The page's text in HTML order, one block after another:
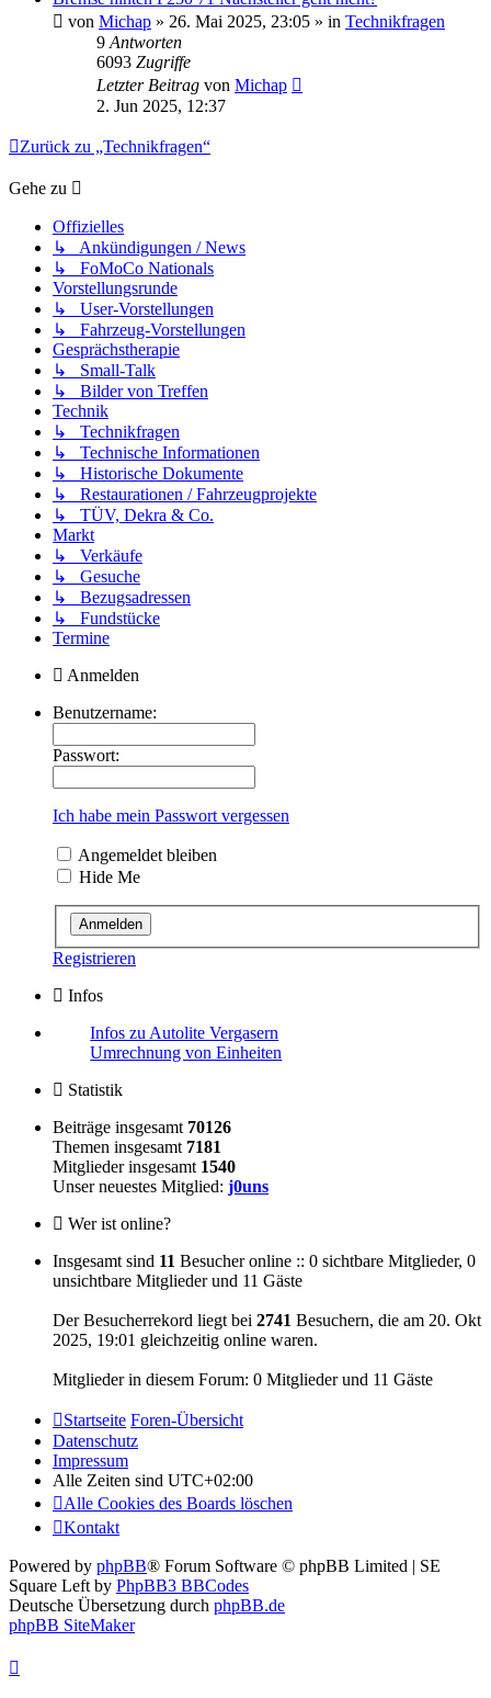
von Michap » 26. Mai 2025, 23:05 » in Technikfragen
9 Antworten
6093 Zugriffe
Letzter Beitrag von Michap
2. Jun 2025, 12:37
Zurück zu „Technikfragen“
Gehe zu
Offizielles
↳ Ankündigungen / News
↳ FoMoCo Nationals
Vorstellungsrunde
↳ User-Vorstellungen
↳ Fahrzeug-Vorstellungen
Gesprächstherapie
↳ Small-Talk
↳ Bilder von Treffen
Technik
↳ Technikfragen
↳ Technische Informationen
↳ Historische Dokumente
↳ Restaurationen / Fahrzeugprojekte
↳ TÜV, Dekra & Co.
Markt
↳ Verkäufe
↳ Gesuche
↳ Bezugsadressen
↳ Fundstücke
Termine
Anmelden
Benutzername:
Passwort:
Ich habe mein Passwort vergessen
Angemeldet bleiben
Hide Me
Registrieren
Infos
Infos zu Autolite Vergasern
Umrechnung von Einheiten
Statistik
Beiträge insgesamt 70126
Themen insgesamt 7181
Mitglieder insgesamt 1540
Unser neuestes Mitglied: j0uns
Wer ist online?
Insgesamt sind 11 Besucher online :: 0 sichtbare Mitglieder, 0
unsichtbare Mitglieder und 11 Gäste
Der Besucherrekord liegt bei 2741 Besuchern, die am 20. Okt
2025, 19:01 gleichzeitig online waren.
Mitglieder in diesem Forum: 0 Mitglieder und 11 Gäste
Startseite Foren-Übersicht
Datenschutz
Impressum
Alle Zeiten sind UTC+02:00
Alle Cookies des Boards löschen
Kontakt
Powered by phpBB® Forum Software © phpBB Limited | SE
Square Left by PhpBB3 BBCodes
Deutsche Übersetzung durch phpBB.de
phpBB SiteMaker